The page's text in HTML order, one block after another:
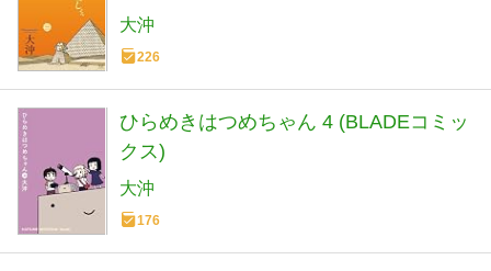
大沖
226
ひらめきはつめちゃん 4 (BLADEコミッ
クス)
大沖
176